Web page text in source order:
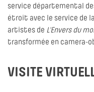
service départemental
étroit avec le service de
artistes de L'Envers du
transformée en camera-
VISITE